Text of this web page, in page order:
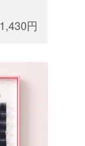
1,430円